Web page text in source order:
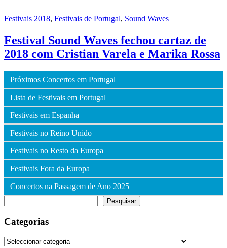
Festivais 2018, Festivais de Portugal, Sound Waves
Festival Sound Waves fechou cartaz de
2018 com Cristian Varela e Marika Rossa
Próximos Concertos em Portugal
Lista de Festivais em Portugal
Festivais em Espanha
Festivais no Reino Unido
Festivais no Resto da Europa
Festivais Fora da Europa
Concertos na Passagem de Ano 2025
Pesquisar
Categorias
Categorias